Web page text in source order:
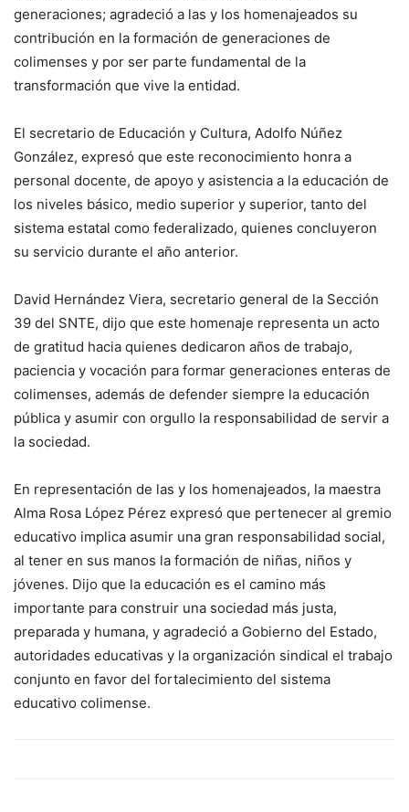
generaciones; agradeció a las y los homenajeados su
contribución en la formación de generaciones de
colimenses y por ser parte fundamental de la
transformación que vive la entidad.
El secretario de Educación y Cultura, Adolfo Núñez
González, expresó que este reconocimiento honra a
personal docente, de apoyo y asistencia a la educación de
los niveles básico, medio superior y superior, tanto del
sistema estatal como federalizado, quienes concluyeron
su servicio durante el año anterior.
David Hernández Viera, secretario general de la Sección
39 del SNTE, dijo que este homenaje representa un acto
de gratitud hacia quienes dedicaron años de trabajo,
paciencia y vocación para formar generaciones enteras de
colimenses, además de defender siempre la educación
pública y asumir con orgullo la responsabilidad de servir a
la sociedad.
En representación de las y los homenajeados, la maestra
Alma Rosa López Pérez expresó que pertenecer al gremio
educativo implica asumir una gran responsabilidad social,
al tener en sus manos la formación de niñas, niños y
jóvenes. Dijo que la educación es el camino más
importante para construir una sociedad más justa,
preparada y humana, y agradeció a Gobierno del Estado,
autoridades educativas y la organización sindical el trabajo
conjunto en favor del fortalecimiento del sistema
educativo colimense.